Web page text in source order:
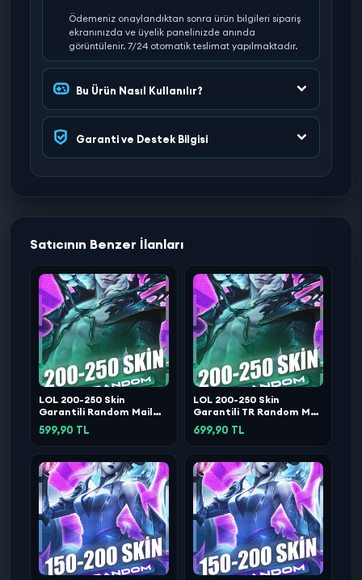
Ödemeniz onaylandıktan sonra ürün bilgileri sipariş
ekranınızda ve üyelik panelinizde anında
görüntülenir. 7/24 otomatik teslimat yapılmaktadır.
Bu Ürün Nasıl Kullanılır?
Garanti ve Destek Bilgisi
Satıcının Benzer İlanları
LOL 200-250 Skin
Garantili Random Mail
Değişen
599,90 TL
LOL 200-250 Skin
Garantili TR Random Mail
Değişen
699,90 TL